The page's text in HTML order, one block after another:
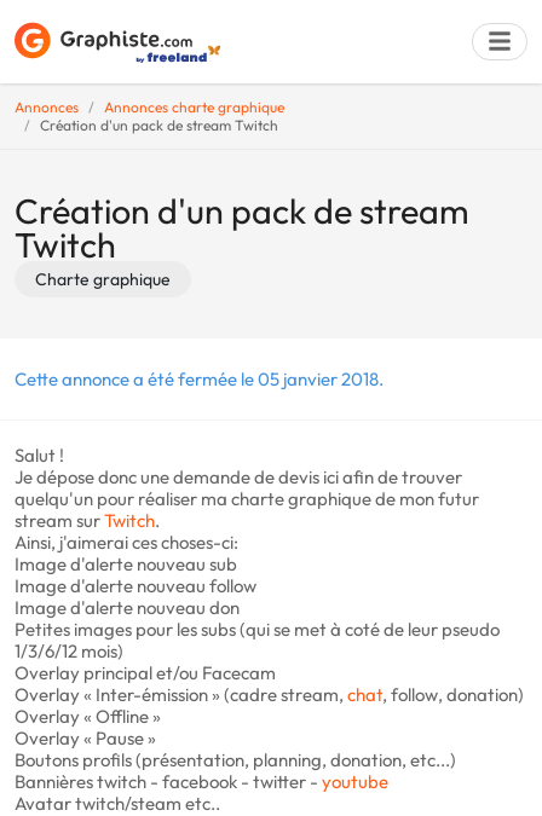
Annonces
Annonces charte graphique
Création d'un pack de stream Twitch
Création d'un pack de stream
Twitch
Charte graphique
Cette annonce a été fermée le 05 janvier 2018.
Salut !
Je dépose donc une demande de devis ici afin de trouver
quelqu'un pour réaliser ma charte graphique de mon futur
stream surTwitch.
Ainsi, j'aimerai ces choses-ci:
Image d'alerte nouveau sub
Image d'alerte nouveau follow
Image d'alerte nouveau don
Petites images pour les subs (qui se met à coté de leur pseudo
1/3/6/12 mois)
Overlay principal et/ou Facecam
Overlay « Inter-émission » (cadre stream, chat, follow, donation)
Overlay « Offline »
Overlay « Pause »
Boutons profils (présentation, planning, donation, etc...)
Bannières twitch - facebook - twitter - youtube
Avatar twitch/steam etc..